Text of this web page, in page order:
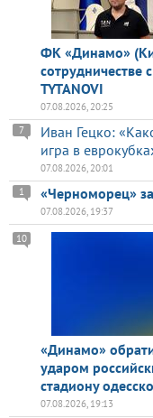
ФК «Динамо»
сотрудничестве
TYTANOVI
07.08.2026, 20:25
Иван Гецко:
игра в
7
07.08.2026, 20:01
«Черноморец»
1
07.08.2026, 19:37
«Динамо»
ударом
стадиону
10
07.08.2026, 19:13